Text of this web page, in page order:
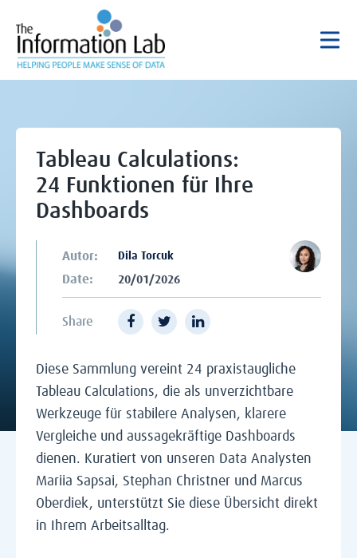
Tableau Calculations:
24 Funktionen für Ihre
Dashboards
Autor: Dila Torcuk
Date: 20/01/2026
Share
Diese Sammlung vereint 24 praxistaugliche
Tableau Calculations, die als unverzichtbare
Werkzeuge für stabilere Analysen, klarere
Vergleiche und aussagekräftige Dashboards
dienen. Kuratiert von unseren Data Analysten
Mariia Sapsai, Stephan Christner und Marcus
Oberdiek, unterstützt Sie diese Übersicht direkt
in Ihrem Arbeitsalltag.